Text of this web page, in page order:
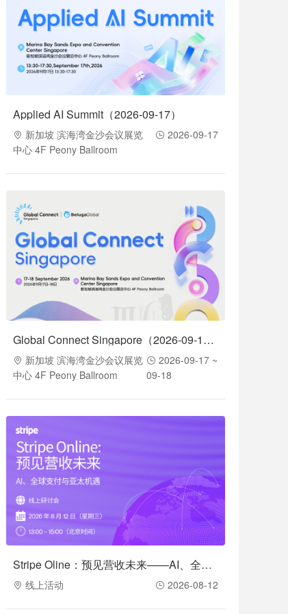
Applied AI Summit（2026-09-17）
新加坡 滨海湾金沙会议展览
中心 4F Peony Ballroom
2026-09-17
Global Connect Singapore（2026-09-17至2026-09-18）
新加坡 滨海湾金沙会议展览
中心 4F Peony Ballroom
2026-09-17 ~
09-18
Stripe Oline：预见营收未来——AI、全球支付与亚太机遇（2026-08-12）
线上活动 2026-08-12